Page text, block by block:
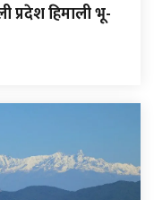
प्रदेश हिमाली भू-